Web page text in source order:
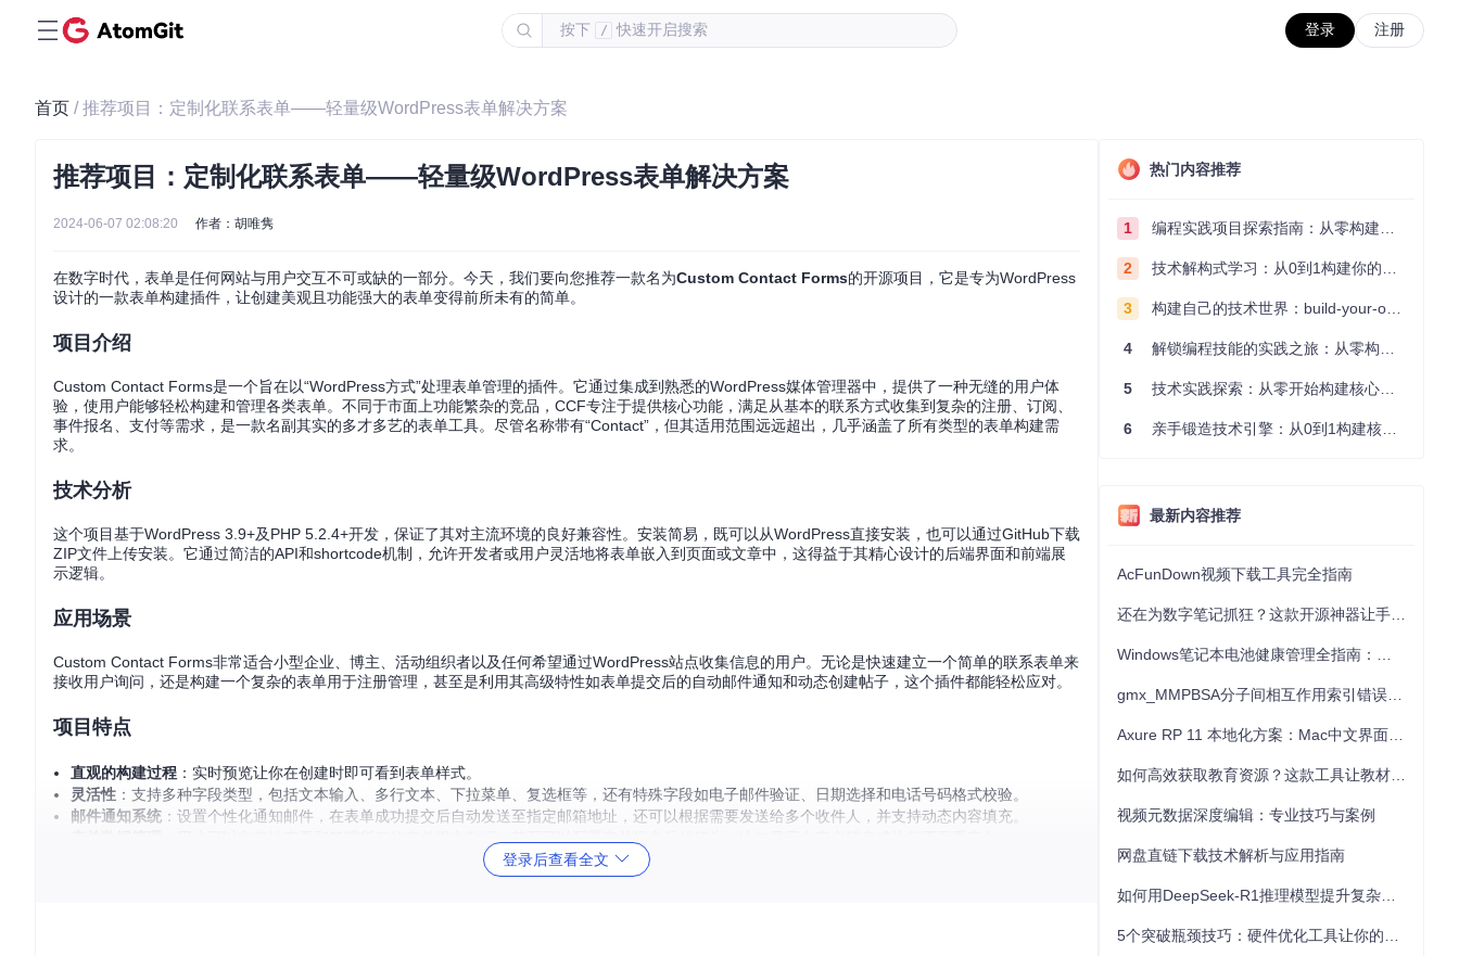
按下 / 快速开启搜索 登录 注册
首页 / 推荐项目：定制化联系表单——轻量级WordPress表单解决方案
推荐项目：定制化联系表单——轻量级WordPress表单解决方案
2024-06-07 02:08:20 作者：胡唯隽
在数字时代，表单是任何网站与用户交互不可或缺的一部分。今天，我们要向您推荐一款名为Custom Contact Forms的开源项目，它是专为WordPress
设计的一款表单构建插件，让创建美观且功能强大的表单变得前所未有的简单。
项目介绍
Custom Contact Forms是一个旨在以“WordPress方式”处理表单管理的插件。它通过集成到熟悉的WordPress媒体管理器中，提供了一种无缝的用户体
验，使用户能够轻松构建和管理各类表单。不同于市面上功能繁杂的竞品，CCF专注于提供核心功能，满足从基本的联系方式收集到复杂的注册、订阅、
事件报名、支付等需求，是一款名副其实的多才多艺的表单工具。尽管名称带有“Contact”，但其适用范围远远超出，几乎涵盖了所有类型的表单构建需
求。
技术分析
这个项目基于WordPress 3.9+及PHP 5.2.4+开发，保证了其对主流环境的良好兼容性。安装简易，既可以从WordPress直接安装，也可以通过GitHub下载
ZIP文件上传安装。它通过简洁的API和shortcode机制，允许开发者或用户灵活地将表单嵌入到页面或文章中，这得益于其精心设计的后端界面和前端展
示逻辑。
应用场景
Custom Contact Forms非常适合小型企业、博主、活动组织者以及任何希望通过WordPress站点收集信息的用户。无论是快速建立一个简单的联系表单来
接收用户询问，还是构建一个复杂的表单用于注册管理，甚至是利用其高级特性如表单提交后的自动邮件通知和动态创建帖子，这个插件都能轻松应对。
项目特点
直观的构建过程 ：实时预览让你在创建时即可看到表单样式。
灵活性 ：支持多种字段类型，包括文本输入、多行文本、下拉菜单、复选框等，还有特殊字段如电子邮件验证、日期选择和电话号码格式校验。
邮件通知系统 ：设置个性化通知邮件，在表单成功提交后自动发送至指定邮箱地址，还可以根据需要发送给多个收件人，并支持动态内容填充。
：可依据用户提交的数据动态创建WordPress帖子，极大扩展了表单的应用范围。
：通过Travis CI持续集成测试，确保每一次更新都经过严格的质量控制。
登录后查看全文
热门内容推荐
1 编程实践项目探索指南：从零构建技术能力体系
2 技术解构式学习：从0到1构建你的编程知识体系
3 构建自己的技术世界：build-your-own-x项目的实践探索指南
4 解锁编程技能的实践之旅：从零构建你的技术世界
5 技术实践探索：从零开始构建核心系统的实践指南
6 亲手锻造技术引擎：从0到1构建核心系统的实践指南
最新内容推荐
AcFunDown视频下载工具完全指南
视频元数据深度编辑：专业技巧与案例
网盘直链下载技术解析与应用指南